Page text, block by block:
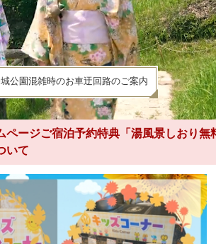
ページご宿泊予約特典「湯風景しおり無
いて
公園混雑時のお車迂回路のご案内